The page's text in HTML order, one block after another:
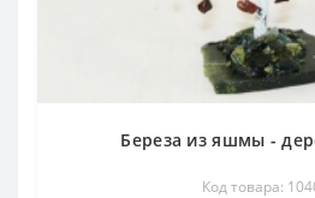
Береза из яшмы -
Код товара: